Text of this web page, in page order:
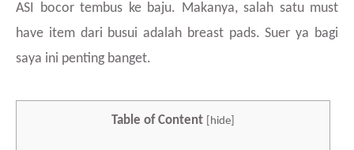
ASI bocor tembus ke baju. Makanya, salah satu must
have item dari busui adalah breast pads. Suer ya bagi
saya ini penting banget.
Table of Content hide